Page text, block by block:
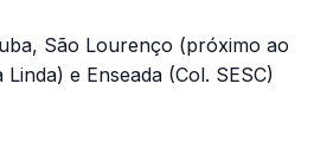
São Lourenço (próximo ao
e Enseada (Col. SESC)